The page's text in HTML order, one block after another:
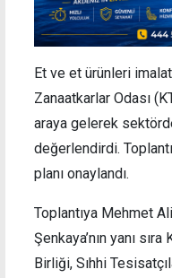
Et ve et ürünleri
Zanaatkarlar Odası
araya gelerek
değerlendirdi.
planı onaylandı.
Toplantıya Mehmet
Şenkaya’nın yanı
Birliği, Sıhhi